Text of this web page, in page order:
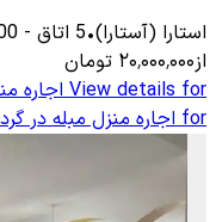
استارا (آستارا)•
5 اتاق -
از۲۰٬۰۰۰٬۰۰۰ تومان
View details for اجاره
for اجاره منزل مبله در